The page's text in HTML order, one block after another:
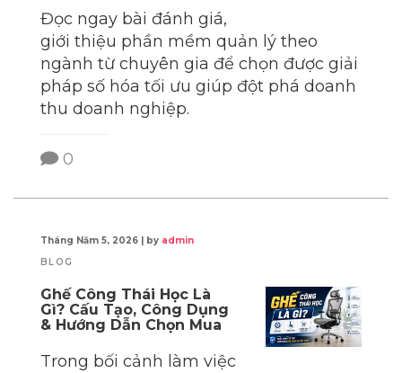
Đọc ngay bài đánh giá,
giới thiệu phần mềm quản lý theo
ngành từ chuyên gia để chọn được giải
pháp số hóa tối ưu giúp đột phá doanh
thu doanh nghiệp.
0
Tháng Năm 5, 2026 | by admin
BLOG
Ghế Công Thái Học Là
Gì? Cấu Tạo, Công Dụng
& Hướng Dẫn Chọn Mua
Trong bối cảnh làm việc